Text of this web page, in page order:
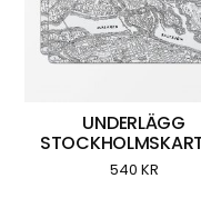
UNDERLÄGG
540 KR